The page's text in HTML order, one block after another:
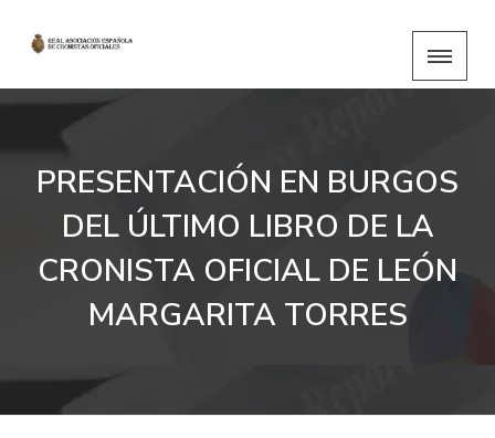
PRESENTACIÓN EN BURGOS
DEL ÚLTIMO LIBRO DE LA
CRONISTA OFICIAL DE LEÓN
MARGARITA TORRES